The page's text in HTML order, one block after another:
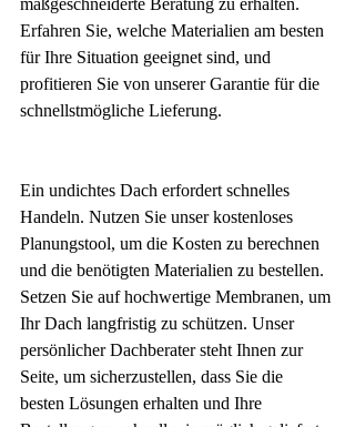
maßgeschneiderte Beratung zu erhalten.
Erfahren Sie, welche Materialien am besten
für Ihre Situation geeignet sind, und
profitieren Sie von unserer Garantie für die
schnellstmögliche Lieferung.
Ein undichtes Dach erfordert schnelles
Handeln. Nutzen Sie unser kostenloses
Planungstool, um die Kosten zu berechnen
und die benötigten Materialien zu bestellen.
Setzen Sie auf hochwertige Membranen, um
Ihr Dach langfristig zu schützen. Unser
persönlicher Dachberater steht Ihnen zur
Seite, um sicherzustellen, dass Sie die
besten Lösungen erhalten und Ihre